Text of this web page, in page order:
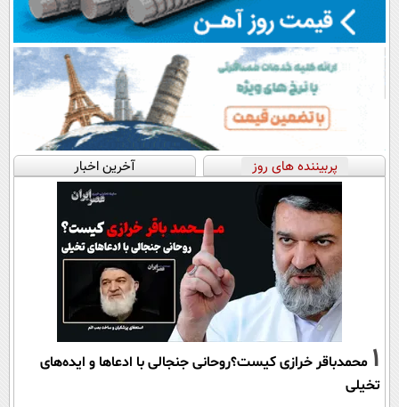
پربیننده های روز آخرین اخبار
1 محمدباقر خرازی کیست؟روحانی جنجالی با ادعاها و ایده‌های
تخیلی